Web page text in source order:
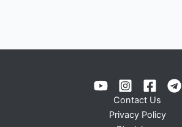
Contact Us
Privacy Policy